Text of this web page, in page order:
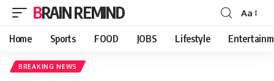
BRAIN REMIND
Font
Resizer
Aa
Home Sports FOOD JOBS Lifestyle
BREAKING NEWS